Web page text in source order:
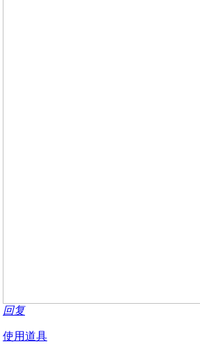
回复
使用道具